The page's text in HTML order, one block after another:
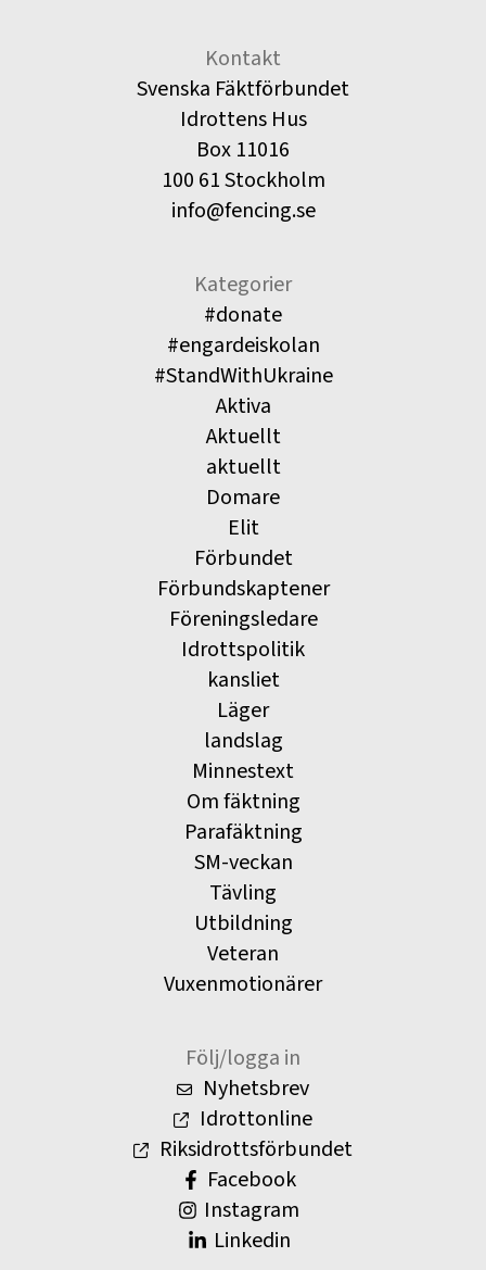
Kontakt
Svenska Fäktförbundet
Idrottens Hus
Box 11016
100 61 Stockholm
info@fencing.se
Kategorier
#donate
#engardeiskolan
#StandWithUkraine
Aktiva
Aktuellt
aktuellt
Domare
Elit
Förbundet
Förbundskaptener
Föreningsledare
Idrottspolitik
kansliet
Läger
landslag
Minnestext
Om fäktning
Parafäktning
SM-veckan
Tävling
Utbildning
Veteran
Vuxenmotionärer
Följ/logga in
Nyhetsbrev
Idrottonline
Riksidrottsförbundet
Facebook
Instagram
Linkedin